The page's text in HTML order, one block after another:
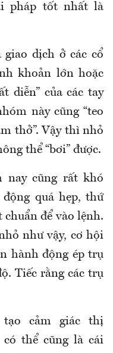
pháp tốt nhất là
dịch ở các cổ
khoản lớn hoặc
diễn” của các tay
này cũng “teo
thở”. Vậy thì nhỏ
thể “bơi” được.
nay cũng rất khó
quá hẹp, thứ
chuẩn để vào lệnh.
như vậy, cơ hội
hành động ép trụ
Tiếc rằng các trụ
tạo cảm giác thị
thể cũng là cái